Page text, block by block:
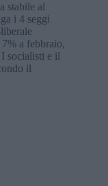
stabile al
i 4 seggi
a febbraio,
socialisti e il
il